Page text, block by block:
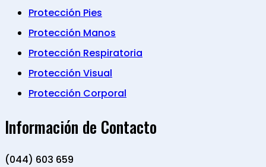
Protección Pies
Protección Manos
Protección Respiratoria
Protección Visual
Protección Corporal
Información de Contacto
(044) 603 659